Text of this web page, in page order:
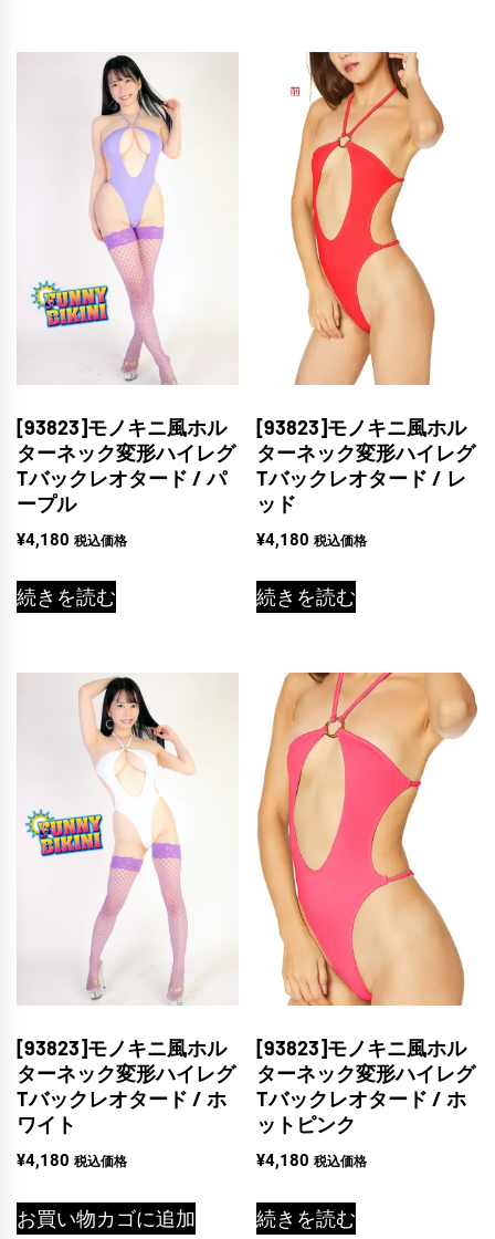
[93823]モノキニ風ホル
ターネック変形ハイレグ
Tバックレオタード / パ
ープル
¥4,180 税込価格
続きを読む
[93823]モノキニ風ホル
ターネック変形ハイレグ
Tバックレオタード / レ
ッド
¥4,180 税込価格
続きを読む
[93823]モノキニ風ホル
ターネック変形ハイレグ
Tバックレオタード / ホ
ワイト
¥4,180 税込価格
お買い物カゴに追加
[93823]モノキニ風ホル
ターネック変形ハイレグ
Tバックレオタード / ホ
ットピンク
¥4,180 税込価格
続きを読む